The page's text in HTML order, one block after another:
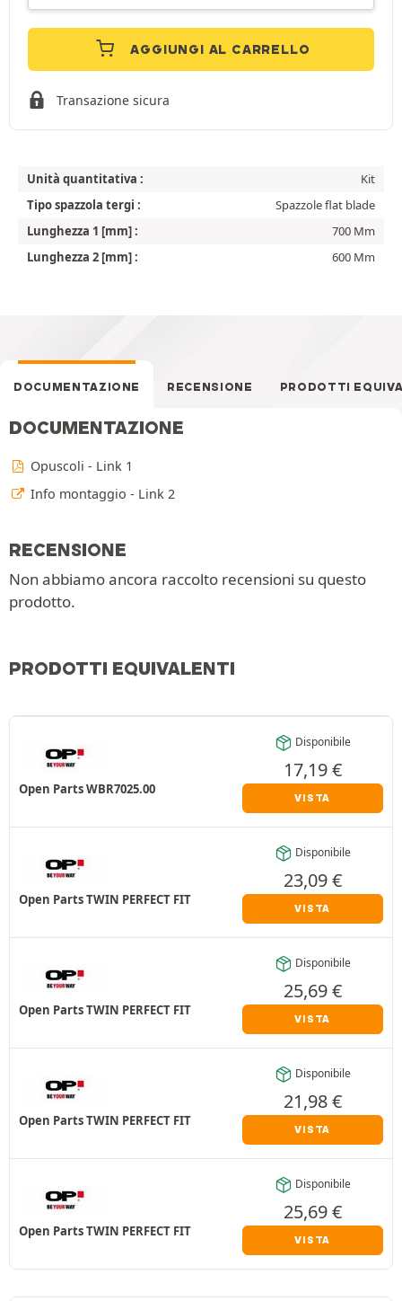
AGGIUNGI AL CARRELLO
Transazione sicura
Unità quantitativa :
Kit
Tipo spazzola tergi :
Spazzole flat blade
Lunghezza 1 [mm] :
700 Mm
Lunghezza 2 [mm] :
600 Mm
DOCUMENTAZIONE RECENSIONE PRODOTTI
DOCUMENTAZIONE
Opuscoli - Link 1
Info montaggio - Link 2
RECENSIONE
Non abbiamo ancora raccolto recensioni su questo
prodotto.
PRODOTTI EQUIVALENTI
Open Parts WBR7025.00
Disponibile
17,19€
VISTA
Open Parts TWIN PERFECT FIT
Disponibile
23,09€
VISTA
Open Parts TWIN PERFECT FIT
Disponibile
25,69€
VISTA
Open Parts TWIN PERFECT FIT
Disponibile
21,98€
VISTA
Open Parts TWIN PERFECT FIT
Disponibile
25,69€
VISTA